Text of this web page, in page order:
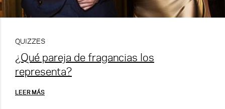
QUIZZES
¿Qué pareja de fragancias los
representa?
LEER MÁS